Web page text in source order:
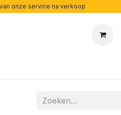
onze service na verkoop